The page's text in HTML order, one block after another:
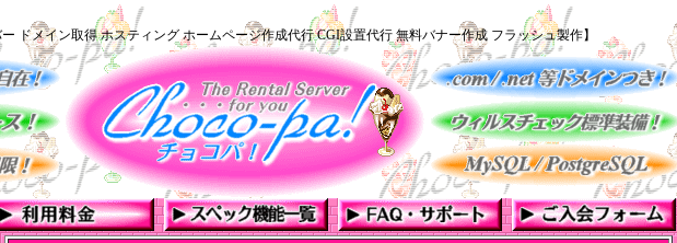
ドメイン取得 ホスティング ホームページ作成代行 CGI設置代行 無料バナー作成 フラッシュ製作】